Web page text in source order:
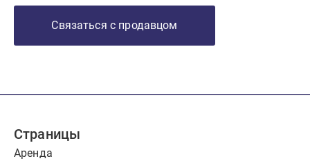
Связаться с продавцом
Страницы
Аренда